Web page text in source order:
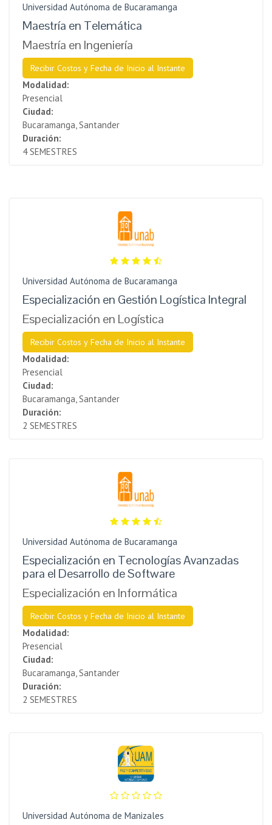
Universidad Autónoma de Bucaramanga
Maestría en Telemática
Maestría en Ingeniería
Recibir Costos y Fecha de Inicio al Instante
Modalidad:
Presencial
Ciudad:
Bucaramanga, Santander
Duración:
4 SEMESTRES
Universidad Autónoma de Bucaramanga
Especialización en Gestión Logística Integral
Especialización en Logística
Recibir Costos y Fecha de Inicio al Instante
Modalidad:
Presencial
Ciudad:
Bucaramanga, Santander
Duración:
2 SEMESTRES
Universidad Autónoma de Bucaramanga
Especialización en Tecnologías Avanzadas
para el Desarrollo de Software
Especialización en Informática
Recibir Costos y Fecha de Inicio al Instante
Modalidad:
Presencial
Ciudad:
Bucaramanga, Santander
Duración:
2 SEMESTRES
Universidad Autónoma de Manizales